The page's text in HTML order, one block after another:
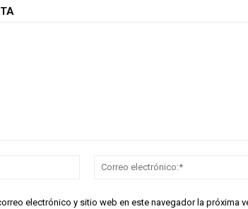
Nombre:*
electrónico y sitio web en este navegador la próxima